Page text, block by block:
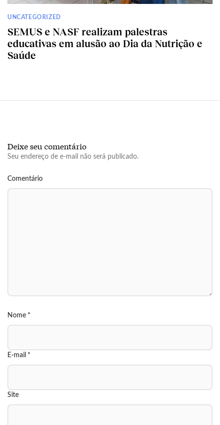
UNCATEGORIZED
SEMUS e NASF realizam palestras
educativas em alusão ao Dia da Nutrição e
Saúde
Deixe seu comentário
Seu endereço de e-mail não será publicado.
Comentário
Nome *
E-mail *
Site